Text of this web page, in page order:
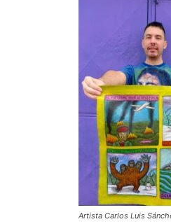
Artista Carlos Luis